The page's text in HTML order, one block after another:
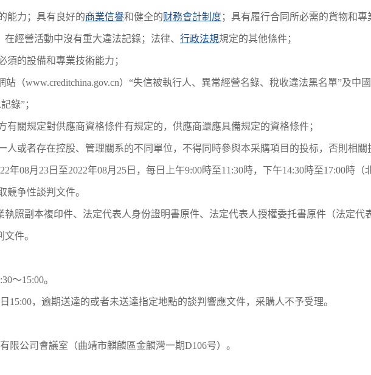
能力；具有良好的商業信譽和健全的财務會計制度；具有履行合同所必需的貨物和
在經營活動中沒有重大違法記錄；法律、 行政法規規定的其他條件；
須的設備和專業技術能力；
（www.creditchina.gov.cn）“失信被執行人、異常經營名錄、稅收違法黑名單”及中
錄”；
關規定對供應商資格條件有規定的，供應商還應具備規定的資格條件；
或者存在控股、管理關系的不同單位，不得同時參與本采購項目的投标，否則相關
08月23日至2022年08月25日，每日上午9:00時至11:30時，下午14:30時至17:00時
競争性談判文件。
照副本複印件、法定代表人身份證明書原件、法定代表人授權委托書原件（法定代
件。
～15:00。
15:00，逾期送達的或者未送達指定地點的談判響應文件，采購人不予受理。
公司會議室（曲靖市麒麟區金麟灣一期D106号）。